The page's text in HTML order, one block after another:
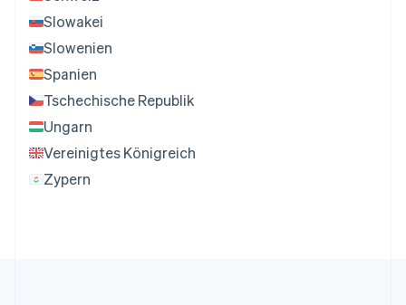
Slowakei
Slowenien
Spanien
Tschechische Republik
Ungarn
Vereinigtes Königreich
Zypern